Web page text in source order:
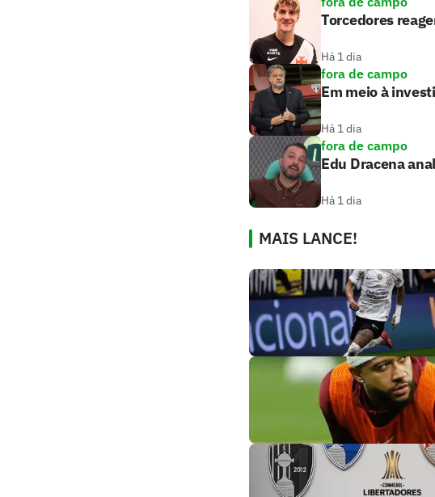
Torcedores
Há 1 dia
fora de campo
Em meio à
Há 1 dia
fora de campo
Edu Dracena
Há 1 dia
MAIS LANCE!